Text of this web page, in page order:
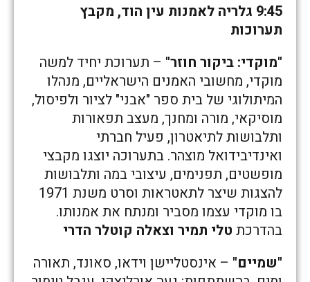
9:45 גלריה לאמנות עין הוד, מקבץ
תערוכות
"מוקדי: ביקור חוזר" – תערוכת יחיד למשה
מוקדי, מחשובי האמנים הישראליים, מנהלו
המיתולוגי של בית ספר "אבני" לציור ולפיסול,
מוסיקאי, מורה ומחנך, מעצב תפאורות
ותלבושות לתיאטרון, פעיל חברתי
ואינדיבידואל מוצהר. בתערוכה יוצגו מקבצי
מופשטים, תפנימים, עיצובי במה ותלבושות
להצגות שיצר לתאטראות וסרט משנת 1971
בו מוקדי עצמו מסביר ומנתח את אמנותו.
בהדרכת טלי תמיר וצאלה קוטלר הדרי
"שמיים" – אינסטליישן וידאו, סאונד, תאורה